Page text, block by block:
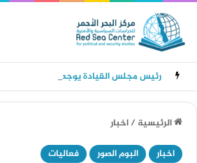
الرئيسية/اخبار
اخبار
البوم الصور فعاليات